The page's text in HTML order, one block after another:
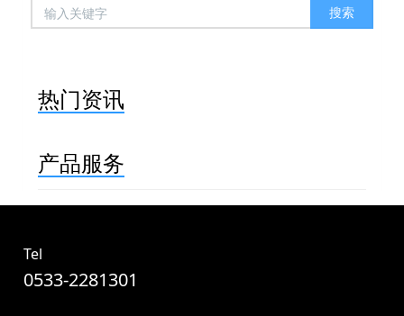
搜索
热门资讯
产品服务
Tel
0533-2281301